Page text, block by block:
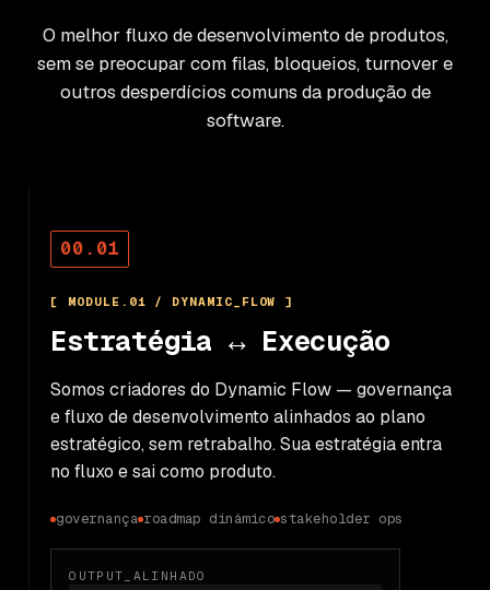
O melhor fluxo de desenvolvimento de produtos,
sem se preocupar com filas, bloqueios, turnover e
outros desperdícios comuns da produção de
software.
00.01
[ MODULE.01 / DYNAMIC_FLOW ]
Estratégia ↔ Execução
Somos criadores do Dynamic Flow — governança
e fluxo de desenvolvimento alinhados ao plano
estratégico, sem retrabalho. Sua estratégia entra
no fluxo e sai como produto.
governança roadmap dinâmico stakeholder ops
OUTPUT_ALINHADO